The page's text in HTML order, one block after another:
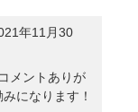
年11月30
メントありが
になります！